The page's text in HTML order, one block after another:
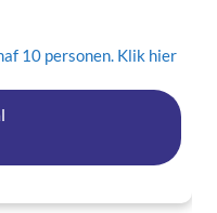
10 personen. Klik hier